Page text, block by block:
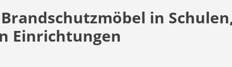
in
Einrichtungen